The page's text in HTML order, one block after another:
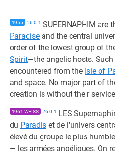
1955 26:0.1 SUPERNAPHIM are
Paradise and the central
order of the lowest group of
Spirit—the angelic hosts.
encountered from the Isle of
and space. No major part of
creation is without their
1961 WEISS 26:0.1 LES
du Paradis et de l'univers
élevé du groupe le plus
— les armées angéliques. On